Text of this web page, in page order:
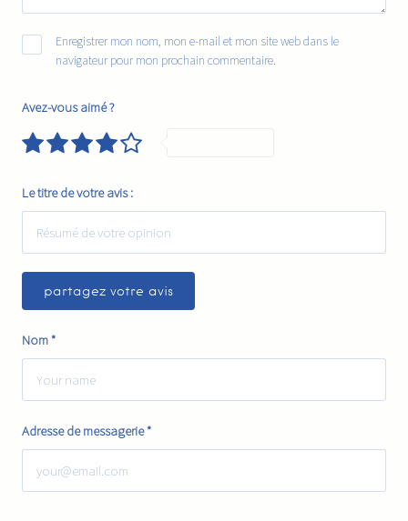
Nom*
Adresse de messagerie*
Enregistrer mon nom, mon e-mail et mon site web dans le
navigateur pour mon prochain commentaire.
Avez-vous aimé ?
Le titre de votre avis :